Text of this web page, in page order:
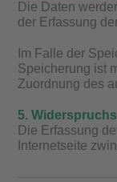
Die Daten
der Erfassung
Im Falle der
Speicherung ist
Zuordnung des
5.
Die Erfassung
Internetseite